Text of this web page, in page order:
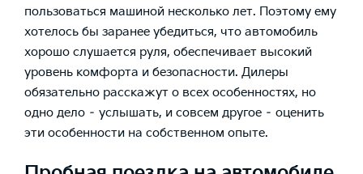
пользоваться машиной несколько лет. Поэтому ему
хотелось бы заранее убедиться, что автомобиль
хорошо слушается руля, обеспечивает высокий
уровень комфорта и безопасности. Дилеры
обязательно расскажут о всех особенностях, но
одно дело – услышать, и совсем другое – оценить
эти особенности на собственном опыте.